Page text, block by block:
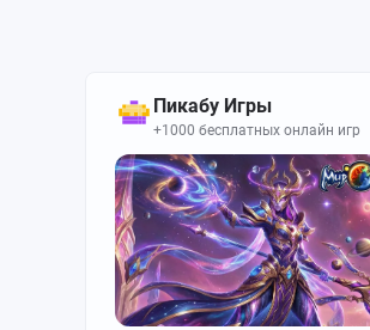
Пикабу Игры
+1000 бесплатных онлайн игр